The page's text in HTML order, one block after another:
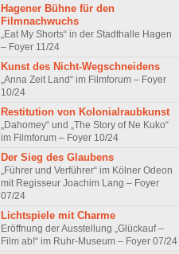
Hagener Bühne für den
Filmnachwuchs
„Eat My Shorts“ in der Stadthalle Hagen
– Foyer 11/24
Kunst des Nicht-Wegschneidens
„Anna Zeit Land“ im Filmforum – Foyer
10/24
Restitution von Kolonialraubkunst
„Dahomey“ und „The Story of Ne Kuko“
im Filmforum – Foyer 10/24
Der Sieg des Glaubens
„Führer und Verführer“ im Kölner Odeon
mit Regisseur Joachim Lang – Foyer
07/24
Lichtspiele mit Charme
Eröffnung der Ausstellung „Glückauf –
Film ab!“ im Ruhr-Museum – Foyer 07/24